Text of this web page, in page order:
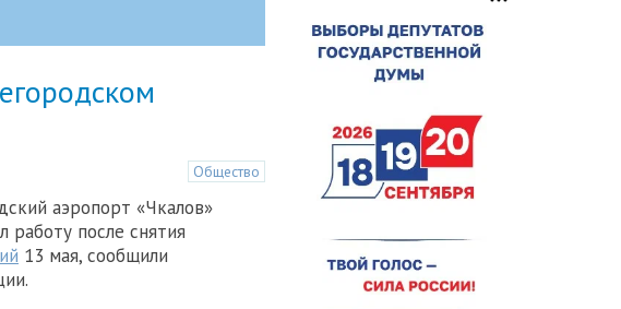
Общество
аэропорт «Чкалов»
работу после снятия
13 мая, сообщили